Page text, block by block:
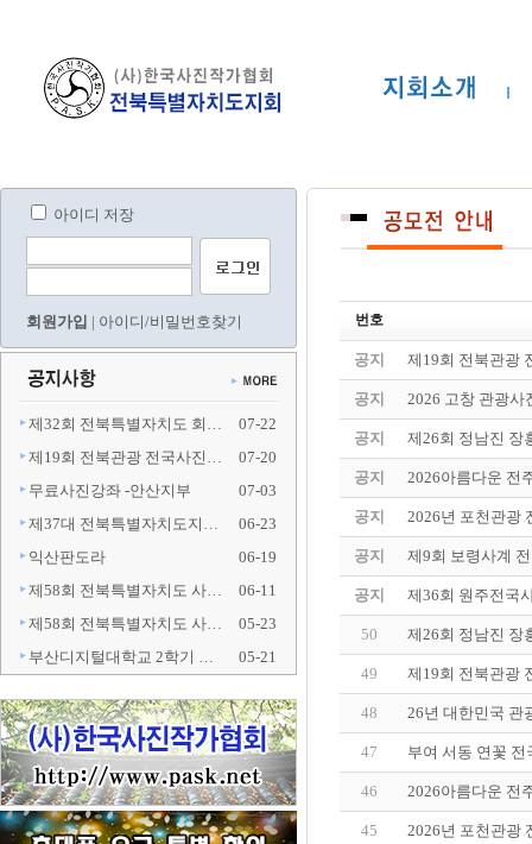
아이디 저장
회원가입 | 아이디/비밀번호찾기
제32회 전북특별자치도 회…
07-22
제19회 전북관광 전국사진…
07-20
무료사진강좌 -안산지부
07-03
제37대 전북특별자치도지…
06-23
익산판도라
06-19
제58회 전북특별자치도 사…
06-11
제58회 전북특별자치도 사…
05-23
부산디지털대학교 2학기 …
05-21
번호
공지 제19회 전북관광
공지 2026 고창 관광사
공지 제26회 정남진 장
공지 2026아름다운 전
공지 2026년 포천관광
공지 제9회 보령사계
공지 제36회 원주전국
50 제26회 정남진 장
49 제19회 전북관광
48 26년 대한민국 관
47 부여 서동 연꽃
46 2026아름다운 전
45 2026년 포천관광